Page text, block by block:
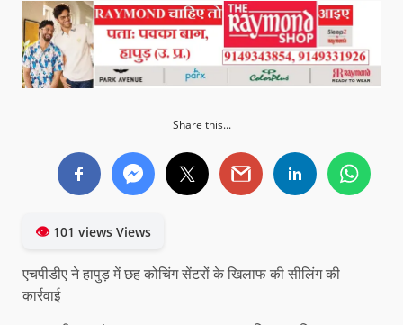
Share this...
👁101 views Views
एचपीडीए ने हापुड़ में छह कोचिंग सेंटरों के खिलाफ की सीलिंग की
कार्रवाई